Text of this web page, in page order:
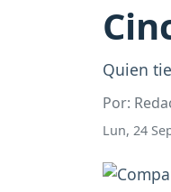
Quien
Por:
Lun, 24